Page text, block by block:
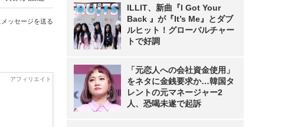
ッセージを送る
ILLIT、新曲『I Got Your
Back 』が『It’s Me』とダブ
ルヒット！グローバルチャー
トで好調
「元恋人への会社資金使用」
をネタに金銭要求か…韓国タ
レントの元マネージャー2
人、恐喝未遂で起訴